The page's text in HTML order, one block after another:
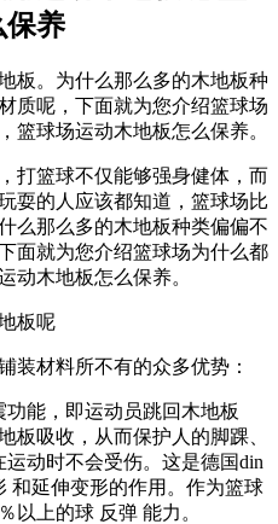
保养
板。为什么那么多的木地板种
质呢，下面就为您介绍篮球场
篮球场运动木地板怎么保养。
打篮球不仅能够强身健体，而
耍的人应该都知道，篮球场比
么那么多的木地板种类偏偏不
面就为您介绍篮球场为什么都
动木地板怎么保养。
板呢
装材料所不有的众多优势：
能，即运动员跳回木地板
板吸收，从而保护人的脚踝、
动时不会受伤。这是德国din
和延伸变形的作用。作为篮球
以上的球 反弹 能力。